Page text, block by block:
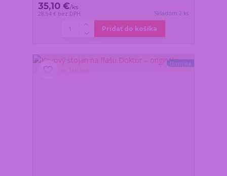
35,10 €/ks
28,54 € bez DPH Skladom 2 ks
Pridať do košíka
Novinka